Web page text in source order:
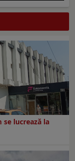
se lucrează la